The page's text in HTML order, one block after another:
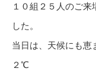
１０組２５人のご
した。
当日は、天候にも
２℃